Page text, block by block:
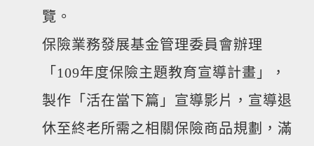
覽。
保險業務發展基金管理委員會辦理
「109年度保險主題教育宣導計畫」，
製作「活在當下篇」宣導影片，宣導退
休至終老所需之相關保險商品規劃，滿